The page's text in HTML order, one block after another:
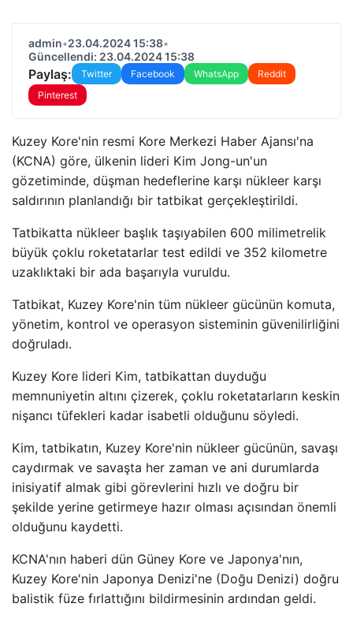
admin•23.04.2024 15:38•
Güncellendi: 23.04.2024 15:38
Paylaş: Twitter Facebook WhatsApp
Reddit
Pinterest
Kuzey Kore'nin resmi Kore Merkezi Haber Ajansı'na
(KCNA) göre, ülkenin lideri Kim Jong-un'un
gözetiminde, düşman hedeflerine karşı nükleer karşı
saldırının planlandığı bir tatbikat gerçekleştirildi.
Tatbikatta nükleer başlık taşıyabilen 600 milimetrelik
büyük çoklu roketatarlar test edildi ve 352 kilometre
uzaklıktaki bir ada başarıyla vuruldu.
Tatbikat, Kuzey Kore'nin tüm nükleer gücünün komuta,
yönetim, kontrol ve operasyon sisteminin güvenilirliğini
doğruladı.
Kuzey Kore lideri Kim, tatbikattan duyduğu
memnuniyetin altını çizerek, çoklu roketatarların keskin
nişancı tüfekleri kadar isabetli olduğunu söyledi.
Kim, tatbikatın, Kuzey Kore'nin nükleer gücünün, savaşı
caydırmak ve savaşta her zaman ve ani durumlarda
inisiyatif almak gibi görevlerini hızlı ve doğru bir
şekilde yerine getirmeye hazır olması açısından önemli
olduğunu kaydetti.
KCNA'nın haberi dün Güney Kore ve Japonya'nın,
Kuzey Kore'nin Japonya Denizi'ne (Doğu Denizi) doğru
balistik füze fırlattığını bildirmesinin ardından geldi.